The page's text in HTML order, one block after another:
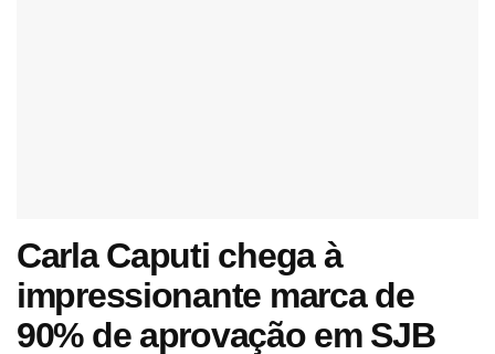
Carla Caputi chega à
impressionante marca de
90% de aprovação em SJB